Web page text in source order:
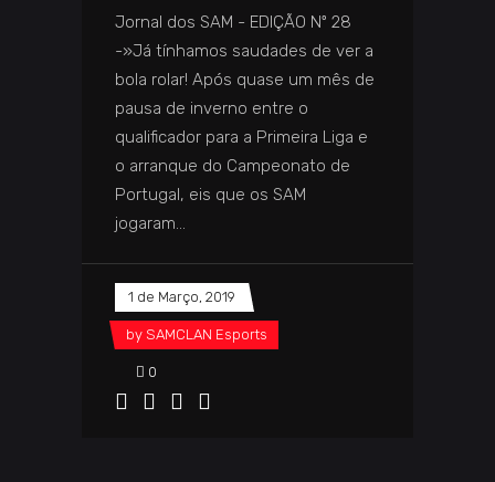
Jornal dos SAM - EDIÇÃO Nº 28
-»Já tínhamos saudades de ver a
bola rolar! Após quase um mês de
pausa de inverno entre o
qualificador para a Primeira Liga e
o arranque do Campeonato de
Portugal, eis que os SAM
jogaram
1 de Março, 2019
by SAMCLAN Esports
0